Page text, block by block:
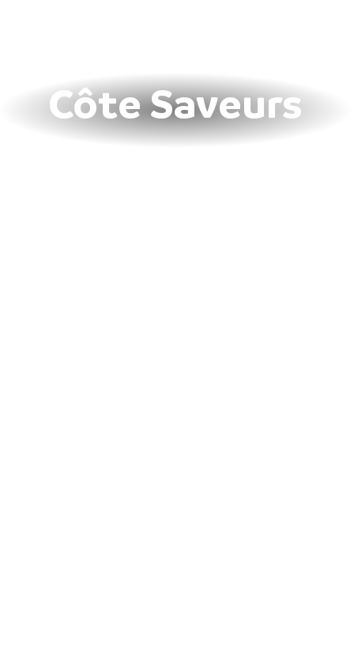
Côte Saveurs